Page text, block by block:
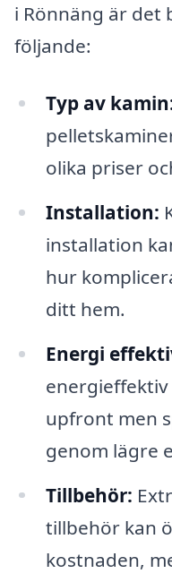
i Rönnäng är det
följande:
Typ av
olika priser
Installation:
installation
hur
ditt hem.
Energi
upfront men
genom lägre
Tillbehör:
tillbehör kan
kostnaden,